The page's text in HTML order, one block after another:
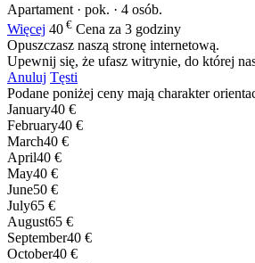
Apartament · pok. · 4 osób.
Więcej 40 € Cena za 3 godziny
Opuszczasz naszą stronę internetową.
Upewnij się, że ufasz witrynie, do której
Anuluj Tęsti
Podane poniżej ceny mają charakter
January40 €
February40 €
March40 €
April40 €
May40 €
June50 €
July65 €
August65 €
September40 €
October40 €